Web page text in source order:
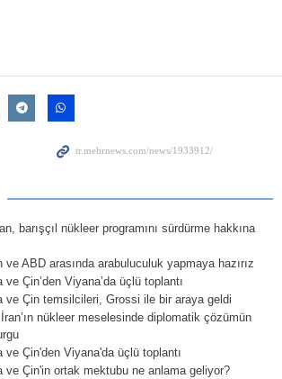
barışçıl nükleer programını sürdürme hakkına
ve ABD arasında arabuluculuk yapmaya hazırız
ve Çin’den Viyana’da üçlü toplantı
ve Çin temsilcileri, Grossi ile bir araya geldi
İran’ın nükleer meselesinde diplomatik çözümün
ve Çin'den Viyana'da üçlü toplantı
ve Çin'in ortak mektubu ne anlama geliyor?